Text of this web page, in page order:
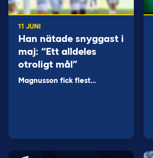
11 JUNI
Han nätade snyggast i
maj: “Ett alldeles
otroligt mål”
Magnusson fick flest…